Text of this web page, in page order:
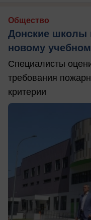
Общество
Донские школы
новому
Специалисты
требования
критерии